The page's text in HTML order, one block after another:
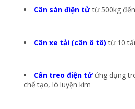
Cân sàn điện tử từ 500kg
Cân xe tải (cân ô tô) từ 10
Cân treo điện tửứng dụng
chế tạo, lò luyện kim